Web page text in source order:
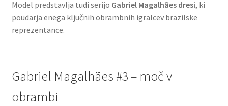
Model predstavlja tudi serijo Gabriel Magalhães dresi, ki
poudarja enega ključnih obrambnih igralcev brazilske
reprezentance.
Gabriel Magalhães #3 – moč v
obrambi